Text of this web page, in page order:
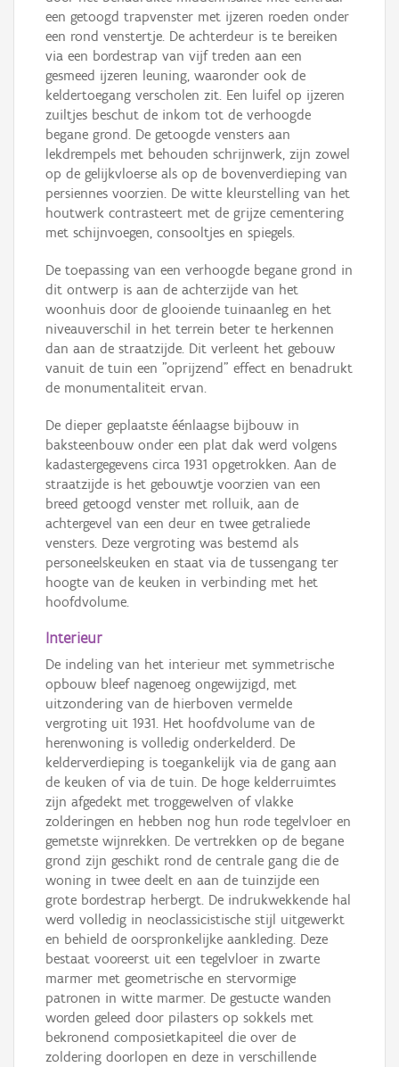
een getoogd trapvenster met ijzeren roeden onder
een rond venstertje. De achterdeur is te bereiken
via een bordestrap van vijf treden aan een
gesmeed ijzeren leuning, waaronder ook de
keldertoegang verscholen zit. Een luifel op ijzeren
zuiltjes beschut de inkom tot de verhoogde
begane grond. De getoogde vensters aan
lekdrempels met behouden schrijnwerk, zijn zowel
op de gelijkvloerse als op de bovenverdieping van
persiennes voorzien. De witte kleurstelling van het
houtwerk contrasteert met de grijze cementering
met schijnvoegen, consooltjes en spiegels.
De toepassing van een verhoogde begane grond in
dit ontwerp is aan de achterzijde van het
woonhuis door de glooiende tuinaanleg en het
niveauverschil in het terrein beter te herkennen
dan aan de straatzijde. Dit verleent het gebouw
vanuit de tuin een "oprijzend" effect en benadrukt
de monumentaliteit ervan.
De dieper geplaatste éénlaagse bijbouw in
baksteenbouw onder een plat dak werd volgens
kadastergegevens circa 1931 opgetrokken. Aan de
straatzijde is het gebouwtje voorzien van een
breed getoogd venster met rolluik, aan de
achtergevel van een deur en twee getraliede
vensters. Deze vergroting was bestemd als
personeelskeuken en staat via de tussengang ter
hoogte van de keuken in verbinding met het
hoofdvolume.
Interieur
De indeling van het interieur met symmetrische
opbouw bleef nagenoeg ongewijzigd, met
uitzondering van de hierboven vermelde
vergroting uit 1931. Het hoofdvolume van de
herenwoning is volledig onderkelderd. De
kelderverdieping is toegankelijk via de gang aan
de keuken of via de tuin. De hoge kelderruimtes
zijn afgedekt met troggewelven of vlakke
zolderingen en hebben nog hun rode tegelvloer en
gemetste wijnrekken. De vertrekken op de begane
grond zijn geschikt rond de centrale gang die de
woning in twee deelt en aan de tuinzijde een
grote bordestrap herbergt. De indrukwekkende hal
werd volledig in neoclassicistische stijl uitgewerkt
en behield de oorspronkelijke aankleding. Deze
bestaat vooreerst uit een tegelvloer in zwarte
marmer met geometrische en stervormige
patronen in witte marmer. De gestucte wanden
worden geleed door pilasters op sokkels met
bekronend composietkapiteel die over de
zoldering doorlopen en deze in verschillende